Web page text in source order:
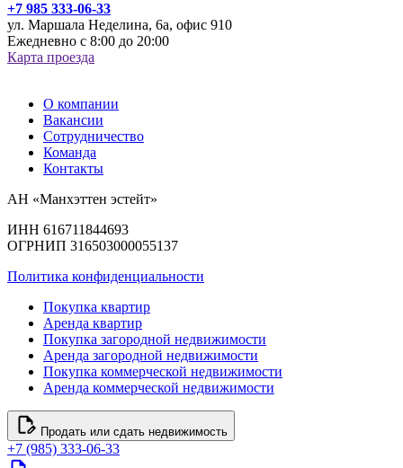
+7 985 333-06-33
ул. Маршала Неделина, 6а, офис 910
Ежедневно с 8:00 до 20:00
Карта проезда
О компании
Вакансии
Сотрудничество
Команда
Контакты
АН «Манхэттен эстейт»
ИНН 616711844693
ОГРНИП 316503000055137
Политика конфиденциальности
Покупка квартир
Аренда квартир
Покупка загородной недвижимости
Аренда загородной недвижимости
Покупка коммерческой недвижимости
Аренда коммерческой недвижимости
Продать или сдать недвижимость
+7 (985) 333-06-33